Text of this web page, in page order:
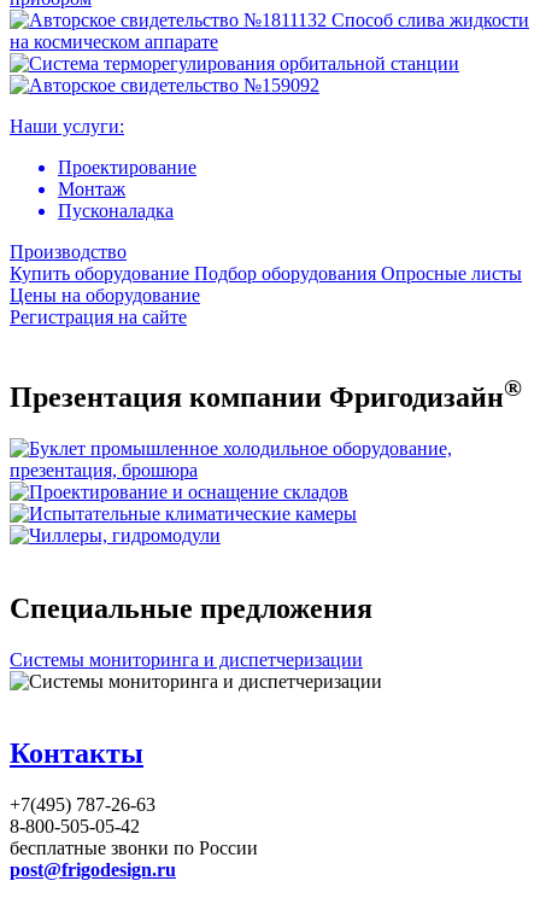
Наши услуги:
Проектирование
Монтаж
Пусконаладка
Производство
Купить оборудование Подбор оборудования Опросные листы
Цены на оборудование
Регистрация на сайте
Презентация компании Фригодизайн®
Специальные предложения
Системы мониторинга и диспетчеризации
Контакты
+7(495) 787-26-63
8-800-505-05-42
бесплатные звонки по России
post@frigodesign.ru